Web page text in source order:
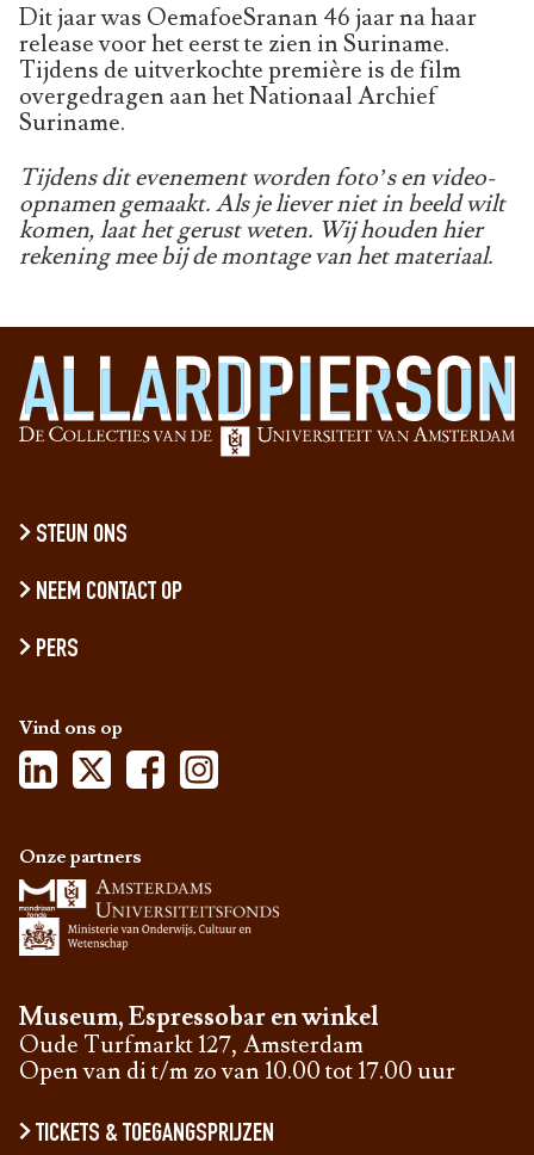
Dit jaar was OemafoeSranan 46 jaar na haar
release voor het eerst te zien in Suriname.
Tijdens de uitverkochte première is de film
overgedragen aan het Nationaal Archief
Suriname.
Tijdens dit evenement worden foto’s en video-
opnamen gemaakt. Als je liever niet in beeld wilt
komen, laat het gerust weten. Wij houden hier
rekening mee bij de montage van het materiaal.
STEUN ONS
NEEM CONTACT OP
PERS
Vind ons op
Museum, Espressobar en winkel
Oude Turfmarkt 127, Amsterdam
Open van di t/m zo van 10.00 tot 17.00 uur
TICKETS & TOEGANGSPRIJZEN
Onze partners